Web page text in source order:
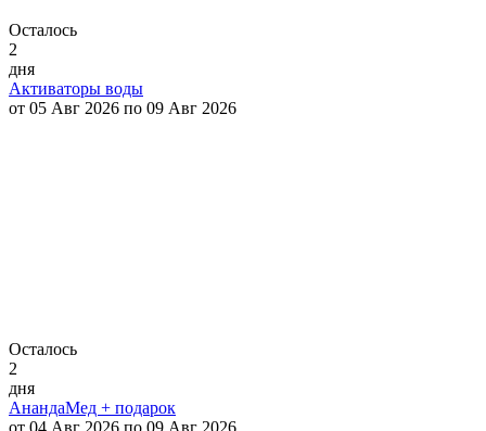
Осталось
2
дня
Активаторы воды
от 05 Авг 2026 по 09 Авг 2026
Осталось
2
дня
АнандаМед + подарок
от 04 Авг 2026 по 09 Авг 2026